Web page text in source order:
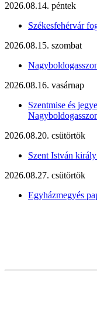
2026.08.14. péntek
Székesfehérvár
2026.08.15. szombat
2026.08.16. vasárnap
Szentmise és
2026.08.20. csütörtök
Szent István
2026.08.27. csütörtök
Egyházmegyés